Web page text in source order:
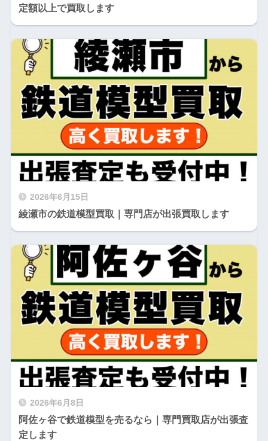
定額以上で買取します
2026年6月15日
綾瀬市の鉄道模型買取｜専門店が出張買取します
2026年6月8日
阿佐ヶ谷で鉄道模型を売るなら｜専門買取店が出張査
定します